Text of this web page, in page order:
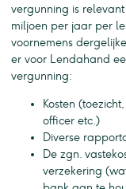
vergunning is
miljoen per jaar per
voornemens
er voor Lendahand
vergunning:
Kosten
officer etc.)
Diverse
De zgn.
verzekering